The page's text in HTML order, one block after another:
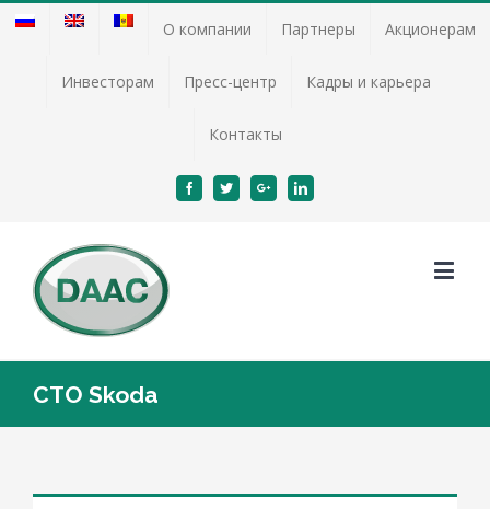
О компании Партнеры Акционерам
Инвесторам Пресс-центр Кадры и карьера
Контакты
FacebookTwitterGoogle+Linkedin
СТО Skoda